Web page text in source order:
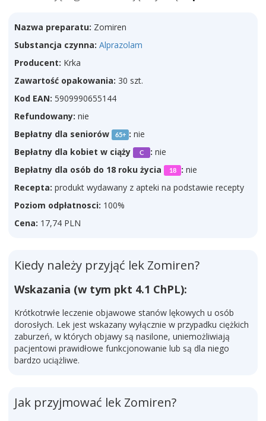
Nazwa preparatu: Zomiren
Substancja czynna: Alprazolam
Producent: Krka
Zawartość opakowania: 30 szt.
Kod EAN: 5909990655144
Refundowany: nie
Bepłatny dla seniorów
65+ : nie
Bepłatny dla kobiet w ciąży
C : nie
Bepłatny dla osób do 18 roku życia
18 : nie
Recepta: produkt wydawany z apteki na podstawie recepty
Poziom odpłatnosci: 100%
Cena: 17,74 PLN
Kiedy należy przyjąć lek Zomiren?
Wskazania (w tym pkt 4.1 ChPL):
Krótkotrwłe leczenie objawowe stanów lękowych u osób
dorosłych. Lek jest wskazany wyłącznie w przypadku ciężkich
zaburzeń, w których objawy są nasilone, uniemożliwiają
pacjentowi prawidłowe funkcjonowanie lub są dla niego
bardzo uciążliwe.
Jak przyjmować lek Zomiren?